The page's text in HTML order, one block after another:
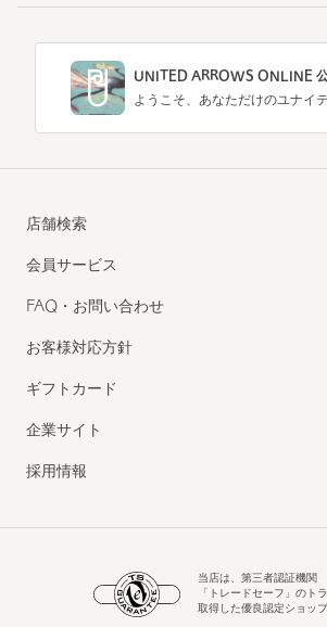
UNITED ARROWS ONLINE
ようこそ、あなただけのユナイ
店舗検索
会員サービス
FAQ・お問い合わせ
お客様対応方針
ギフトカード
企業サイト
採用情報
当店は、第三者認証機関
「トレードセーフ」のト
取得した優良認定ショッ